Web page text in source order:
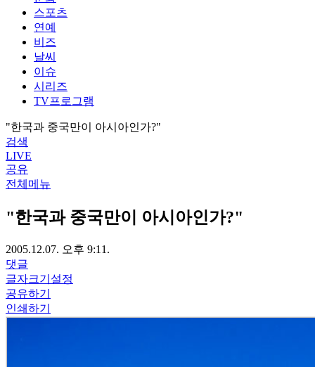
스포츠
연예
비즈
날씨
이슈
시리즈
TV프로그램
"한국과 중국만이 아시아인가?"
검색
LIVE
공유
전체메뉴
"한국과 중국만이 아시아인가?"
2005.12.07. 오후 9:11.
댓글
글자크기설정
공유하기
인쇄하기